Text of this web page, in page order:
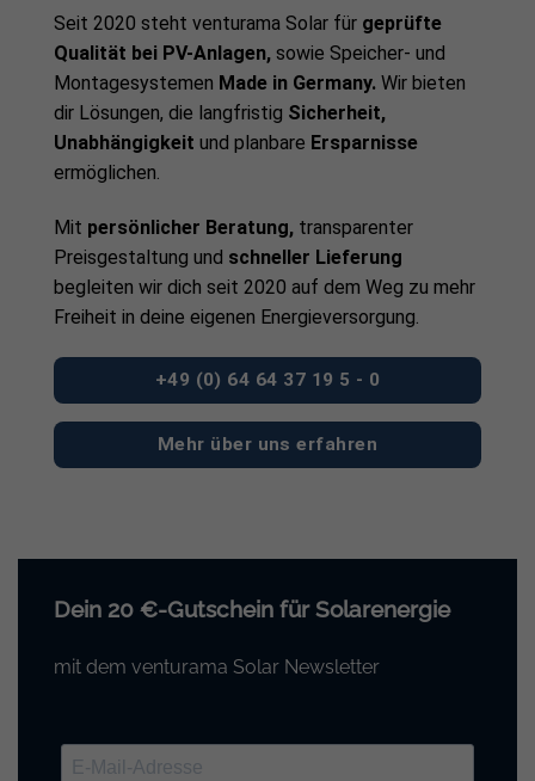
Seit 2020 steht venturama Solar für geprüfte
Qualität bei PV-Anlagen, sowie Speicher- und
Montagesystemen Made in Germany. Wir bieten
dir Lösungen, die langfristig Sicherheit,
Unabhängigkeit und planbare Ersparnisse
ermöglichen.
Mit persönlicher Beratung, transparenter
Preisgestaltung und schneller Lieferung
begleiten wir dich seit 2020 auf dem Weg zu mehr
Freiheit in deine eigenen Energieversorgung.
+49 (0) 64 64 37 19 5 - 0
Mehr über uns erfahren
Dein 20 €-Gutschein für Solarenergie
mit dem venturama Solar Newsletter